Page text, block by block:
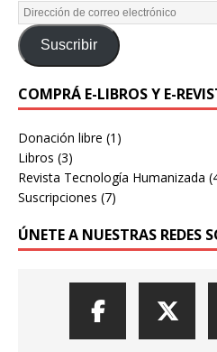
Suscribir
COMPRÁ E-LIBROS Y E-
Donación libre (1)
Libros (3)
Revista Tecnología Humanizada
Suscripciones (7)
ÚNETE A NUESTRAS REDES